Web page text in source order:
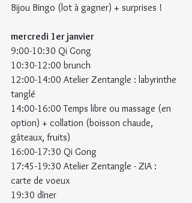
Bijou Bingo (lot à gagner) + surprises !
mercredi 1er janvier
9:00-10:30 Qi Gong
10:30-12:00 brunch
12:00-14:00 Atelier Zentangle : labyrinthe
tanglé
14:00-16:00 Temps libre ou massage (en
option) + collation (boisson chaude,
gâteaux, fruits)
16:00-17:30 Qi Gong
17:45-19:30 Atelier Zentangle - ZIA :
carte de voeux
19:30 dîner